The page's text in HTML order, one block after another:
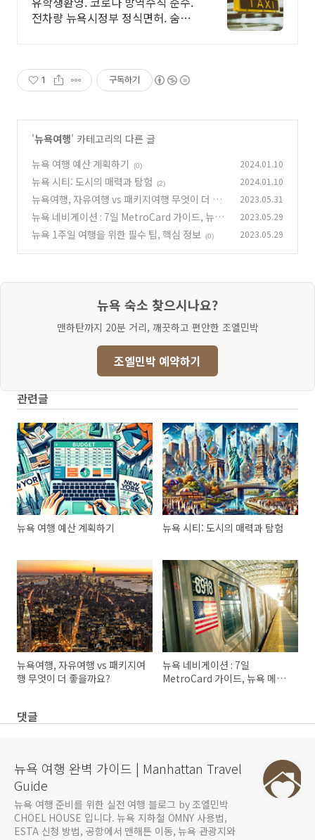
전차량 뉴욕시정부 정식면허. 숨겨
1 구독하기
'뉴욕여행' 카테고리의 다른 글
뉴욕 여행 예산 계획하기
(0) 2024.01.10
뉴욕 시티: 도시의 매력과 탐험 (2) 2024.01.10
뉴욕여행, 자유여행 vs 패키지여행 무엇이 더 좋
을까요? (0)
2023.05.31
뉴욕 네비게이션 : 7일 MetroCard 가이드, 뉴욕
메트로 시스템 (0)
2023.05.29
뉴욕 1주일 여행을 위한 필수 팁, 핵심 정보 (0) 2023.05.29
뉴욕 숙소 찾으시나요?
맨하탄까지 20분 거리, 깨끗하고 편안한 조엘민박
조엘민박 예약하기
관련글
뉴욕 여행 예산 계획하기 뉴욕 시티: 도시의 매력과 탐험
뉴욕여행, 자유여행 vs 패키지여
행 무엇이 더 좋을까요?
뉴욕 네비게이션 : 7일
MetroCard 가이드, 뉴욕 메트
댓글
뉴욕 여행 완벽 가이드 | Manhattan Travel
Guide
뉴욕 여행 준비를 위한 실전 여행 블로그 by 조엘민박
CHOEL HOUSE 입니다. 뉴욕 지하철 OMNY 사용법,
ESTA 신청 방법, 공항에서 맨해튼 이동, 뉴욕 관광지와